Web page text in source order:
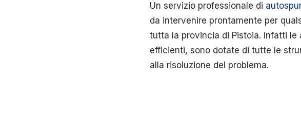
Un servizio professionale di
da intervenire prontamente per
tutta la provincia di Pistoia. Infatti
efficienti, sono dotate di tutte le
alla risoluzione del problema.